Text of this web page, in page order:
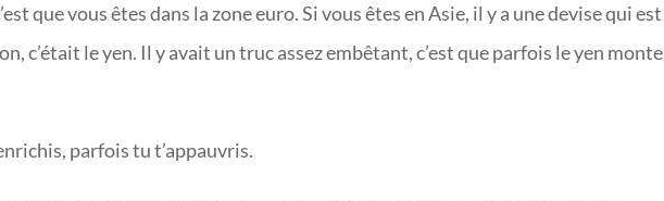
que vous êtes dans la zone euro. Si vous êtes en Asie, il y a une devise qui est
c’était le yen. Il y avait un truc assez embêtant, c’est que parfois le yen monte
parfois tu t’appauvris.